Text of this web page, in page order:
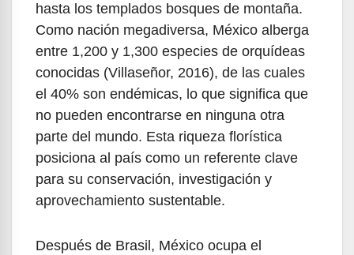
hasta los templados bosques de montaña.
Como nación megadiversa, México alberga
entre 1,200 y 1,300 especies de orquídeas
conocidas (Villaseñor, 2016), de las cuales
el 40% son endémicas, lo que significa que
no pueden encontrarse en ninguna otra
parte del mundo. Esta riqueza florística
posiciona al país como un referente clave
para su conservación, investigación y
aprovechamiento sustentable.
Después de Brasil, México ocupa el